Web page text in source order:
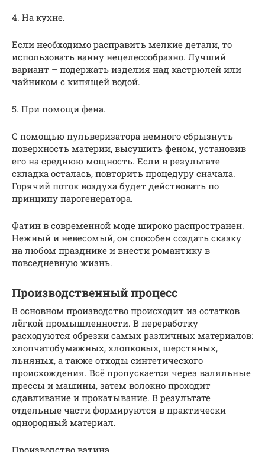
4. На кухне.
Если необходимо расправить мелкие детали, то
использовать ванну нецелесообразно. Лучший
вариант – подержать изделия над кастрюлей или
чайником с кипящей водой.
5. При помощи фена.
С помощью пульверизатора немного сбрызнуть
поверхность материи, высушить феном, установив
его на среднюю мощность. Если в результате
складка осталась, повторить процедуру сначала.
Горячий поток воздуха будет действовать по
принципу парогенератора.
Фатин в современной моде широко распространен.
Нежный и невесомый, он способен создать сказку
на любом празднике и внести романтику в
повседневную жизнь.
Производственный процесс
В основном производство происходит из остатков
лёгкой промышленности. В переработку
расходуются обрезки самых различных материалов:
хлопчатобумажных, хлопковых, шерстяных,
льняных, а также отходы синтетического
происхождения. Всё пропускается через валяльные
прессы и машины, затем волокно проходит
сдавливание и прокатывание. В результате
отдельные части формируются в практически
однородный материал.
Производство ватина